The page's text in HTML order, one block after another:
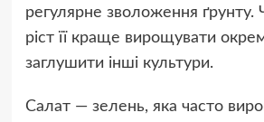
регулярне зволоження ґрунту.
ріст її краще вирощувати
заглушити інші культури.
Салат — зелень, яка часто